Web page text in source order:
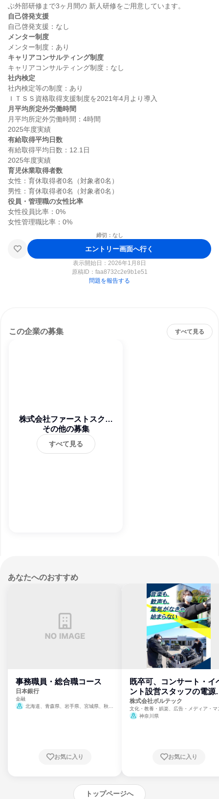
自己啓発支援
メンター制度
キャリアコンサルティング制度
社内検定
社内検定等の制度：あり
月平均所定外労働時間
月平均所定外労働時間：4時間
有給取得平均日数
有給取得平均日数：12.1日
育児休業取得者数
女性：育休取得者0名（対象者0名）
役員・管理職の女性比率
女性役員比率：0%
締切：なし
エントリー画面へ行く
表示開始日：2026年1月8日
原稿ID： faa8732c2e9b1e51
問題を報告する
この企業の募集 すべて見る
株式会社ファーストスクウ
ェア
その他の募集
すべて見る
あなたへのおすすめ
事務職員・総合職コース
日本銀行
金融
北海道、青森県、岩手県、宮城県、秋田
崎県、熊本県、大分県、宮崎県、鹿児島県、
お気に入り
既卒可、コンサート・イ
ント設営スタッフの電源
門
株式会社ボルテック
文化・教養・娯楽、広告・メディア・マ
ミ、電力・ガス・水道・エネルギー
神奈川県
お気に入り
トップページへ